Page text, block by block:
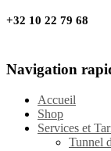
+32 10 22 79 68
Navigation
Accueil
Shop
Services et
Tunnel